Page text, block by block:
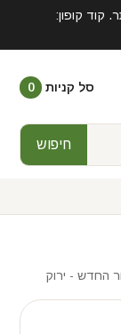
חיפוש
סל קניות 0